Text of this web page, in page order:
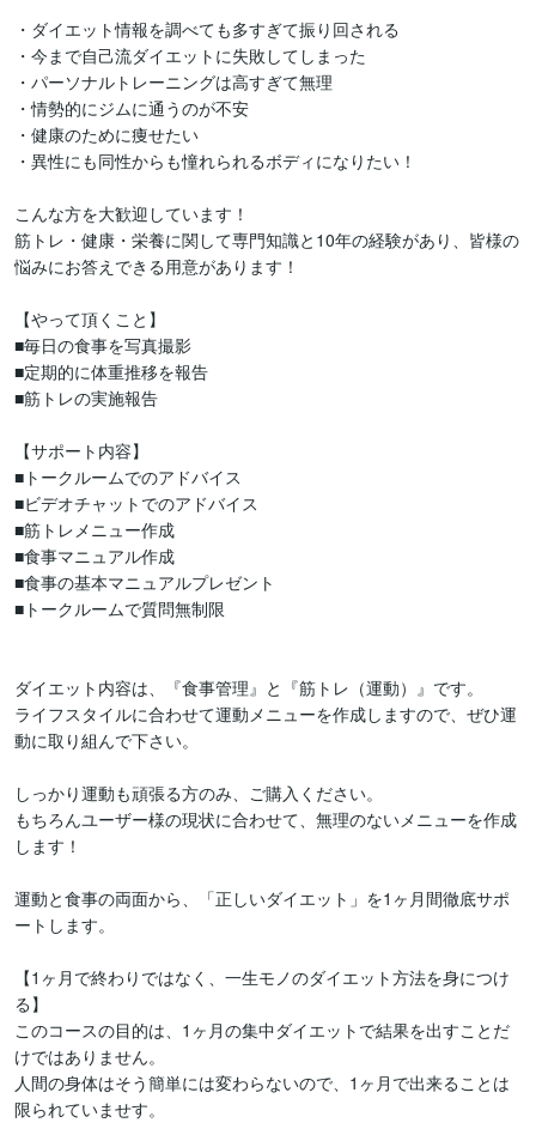
・ダイエット情報を調べても多すぎて振り回される
・今まで自己流ダイエットに失敗してしまった
・パーソナルトレーニングは高すぎて無理
・情勢的にジムに通うのが不安
・健康のために痩せたい
・異性にも同性からも憧れられるボディになりたい！
こんな方を大歓迎しています！
筋トレ・健康・栄養に関して専門知識と10年の経験があり、皆様の
悩みにお答えできる用意があります！
【やって頂くこと】
■毎日の食事を写真撮影
■定期的に体重推移を報告
■筋トレの実施報告
【サポート内容】
■トークルームでのアドバイス
■ビデオチャットでのアドバイス
■筋トレメニュー作成
■食事マニュアル作成
■食事の基本マニュアルプレゼント
■トークルームで質問無制限
ダイエット内容は、『食事管理』と『筋トレ（運動）』です。
ライフスタイルに合わせて運動メニューを作成しますので、ぜひ運
動に取り組んで下さい。
しっかり運動も頑張る方のみ、ご購入ください。
もちろんユーザー様の現状に合わせて、無理のないメニューを作成
します！
運動と食事の両面から、「正しいダイエット」を1ヶ月間徹底サポ
ートします。
【1ヶ月で終わりではなく、一生モノのダイエット方法を身につけ
る】
このコースの目的は、1ヶ月の集中ダイエットで結果を出すことだ
けではありません。
人間の身体はそう簡単には変わらないので、1ヶ月で出来ることは
限られていませす。